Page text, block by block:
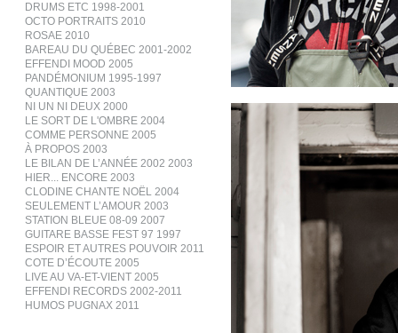
DRUMS ETC 1998-2001
OCTO PORTRAITS 2010
ROSAE 2010
BAREAU DU QUÉBEC 2001-2002
EFFENDI MOOD 2005
PANDÉMONIUM 1995-1997
QUANTIQUE 2003
NI UN NI DEUX 2000
LE SORT DE L'OMBRE 2004
COMME PERSONNE 2005
À PROPOS 2003
LE BILAN DE L’ANNÉE 2002 2003
HIER... ENCORE 2003
CLODINE CHANTE NOËL 2004
SEULEMENT L’AMOUR 2003
STATION BLEUE 08-09 2007
GUITARE BASSE FEST 97 1997
ESPOIR ET AUTRES POUVOIR 2011
COTE D’ÉCOUTE 2005
LIVE AU VA-ET-VIENT 2005
EFFENDI RECORDS 2002-2011
HUMOS PUGNAX 2011